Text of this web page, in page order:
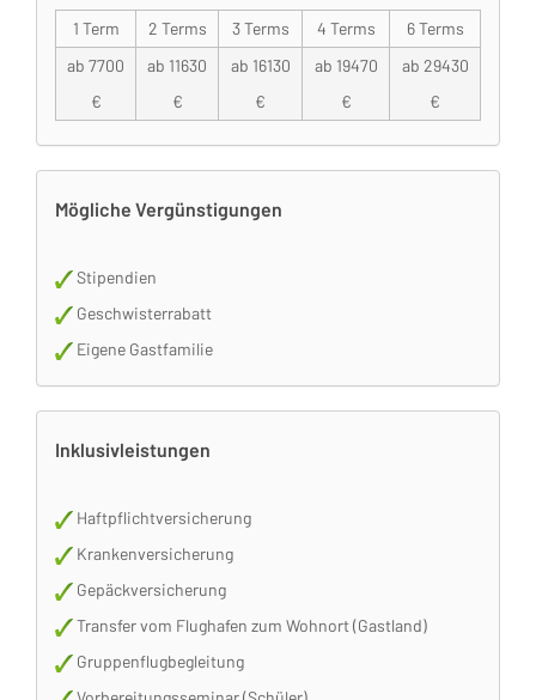
1 Term 2 Terms 3 Terms 4 Terms
6 Terms
ab 7700
€
ab 11630
€
ab 16130
€
ab 19470
€
ab 29430
€
Mögliche Vergünstigungen
Stipendien
Geschwisterrabatt
Eigene Gastfamilie
Inklusivleistungen
Haftpflichtversicherung
Krankenversicherung
Gepäckversicherung
Transfer vom Flughafen zum Wohnort (Gastland)
Gruppenflugbegleitung